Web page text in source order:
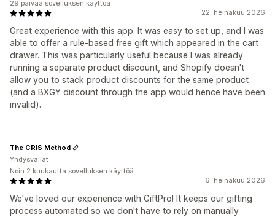
22. heinäkuu 2026
Great experience with this app. It was easy to set up, and I was
able to offer a rule-based free gift which appeared in the cart
drawer. This was particularly useful because I was already
running a separate product discount, and Shopify doesn't
allow you to stack product discounts for the same product
(and a BXGY discount through the app would hence have been
invalid).
29 päivää sovelluksen käyttöä
6. heinäkuu 2026
We've loved our experience with GiftPro! It keeps our gifting
process automated so we don't have to rely on manually
The CRIS Method
Yhdysvallat
Noin 2 kuukautta sovelluksen käyttöä